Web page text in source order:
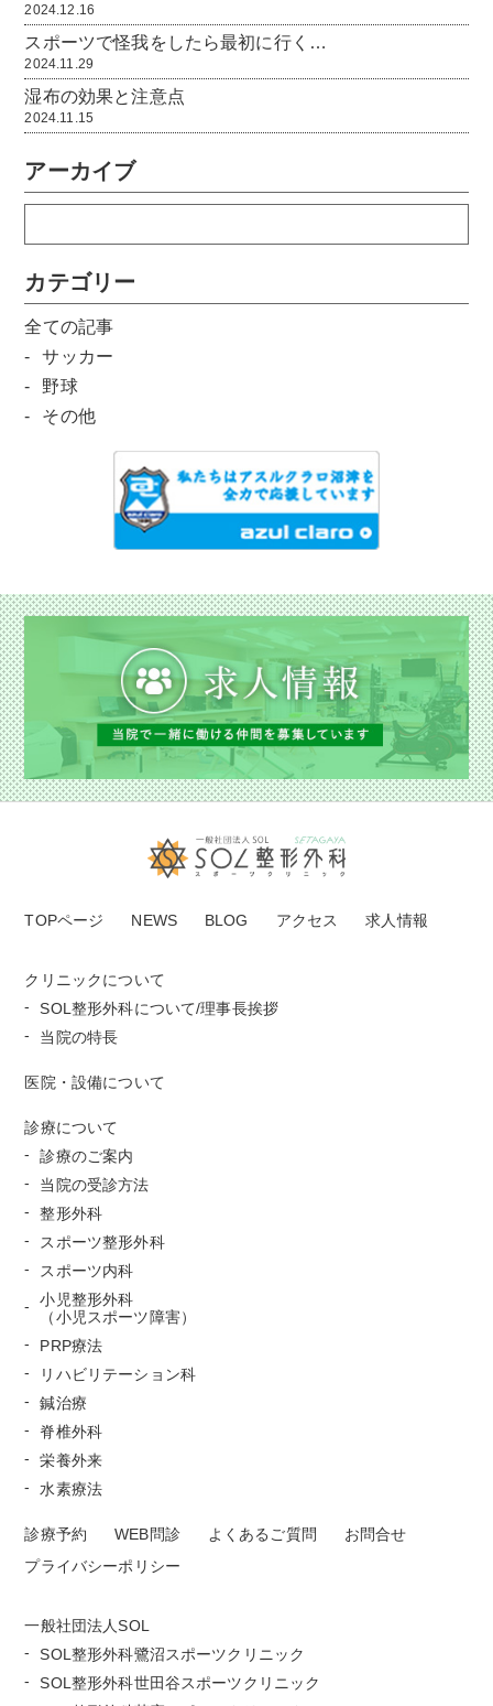
2024.12.16
スポーツで怪我をしたら最初に行く…
2024.11.29
湿布の効果と注意点
2024.11.15
アーカイブ
カテゴリー
全ての記事
サッカー
野球
その他
TOPページ NEWS BLOG アクセス 求人情報
クリニックについて
SOL整形外科について/理事長挨拶
当院の特長
医院・設備について
診療について
診療のご案内
当院の受診方法
整形外科
スポーツ整形外科
スポーツ内科
小児整形外科
（小児スポーツ障害）
PRP療法
リハビリテーション科
鍼治療
脊椎外科
栄養外来
水素療法
診療予約 WEB問診 よくあるご質問
お問合せ
プライバシーポリシー
一般社団法人SOL
SOL整形外科鷺沼スポーツクリニック
SOL整形外科世田谷スポーツクリニック